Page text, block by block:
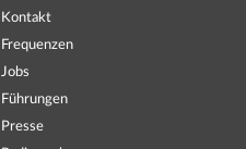
Kontakt
Frequenzen
Jobs
Führungen
Presse